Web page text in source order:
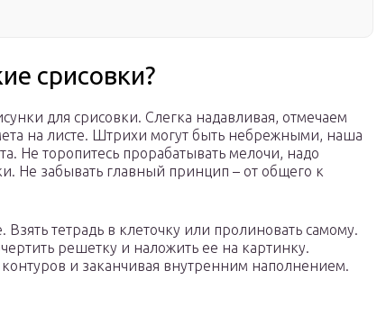
срисовки?
для срисовки. Слегка надавливая, отмечаем
на листе. Штрихи могут быть небрежными, наша
Не торопитесь прорабатывать мелочи, надо
Не забывать главный принцип – от общего к
Взять тетрадь в клеточку или пролиновать самому.
решетку и наложить ее на картинку.
и заканчивая внутренним наполнением.